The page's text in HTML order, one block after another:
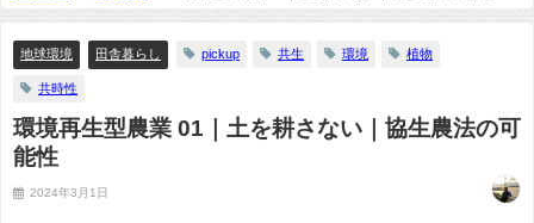
地球環境 田舎暮らし pickup 共生 環境 植物
共時性
環境再生型農業 01｜土を耕さない｜協生農法の可
能性
2024年3月1日